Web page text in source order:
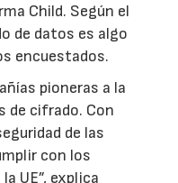
Child. Según el
de datos es algo
encuestados.
pioneras a la
de cifrado. Con
de las
con los
UE”, explica